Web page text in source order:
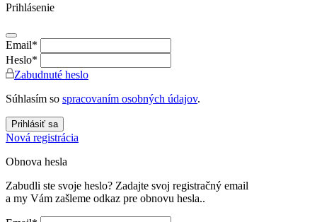
Prihlásenie
Email*
Heslo*
Zabudnuté heslo
Súhlasím so spracovaním osobných údajov.
Prihlásiť sa
Nová registrácia
Obnova hesla
Zabudli ste svoje heslo? Zadajte svoj registračný email
a my Vám zašleme odkaz pre obnovu hesla..